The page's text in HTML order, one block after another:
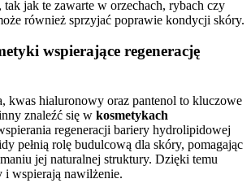
tak jak te zawarte w orzechach, rybach czy
również sprzyjać poprawie kondycji skóry.
wspierające regenerację
kwas hialuronowy oraz pantenol to kluczowe
znaleźć się w kosmetykach
regeneracji bariery hydrolipidowej
pełnią rolę budulcową dla skóry, pomagając
jej naturalnej struktury. Dzięki temu
i wspierają nawilżenie.